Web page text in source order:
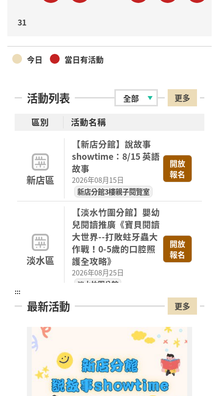
31
今日 當日有活動
活動列表 更多
區別 活動名稱
新店區
【新店分館】說故事
showtime：8/15 英語
故事
2026年08月15日
新店分館3樓親子閱覽室
開放
報名
淡水區
【淡水竹圍分館】嬰幼
兒閱讀推廣《寶貝閱讀
大世界--打敗蛀牙蟲大
作戰！0-5歲的口腔照
護全攻略》
2026年08月25日
淡水竹圍分館
開放
報名
【淡水竹圍分館】下午
習班《心的故事樹—從
書頁開始的溫暖冒險--
科學實驗室裡的放電章
魚》
2026年08月29日
淡水竹圍分館
開放
報名
:::
最新活動 更多